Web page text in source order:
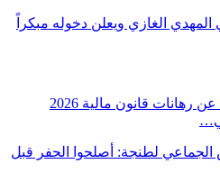
الغازي ويعلن دخوله مبكراً
الدكتور مجد عبد المنعم يتحدث عن رهانات قانون مالية 2026
لطنجة: أصلحوا الحفر قبل